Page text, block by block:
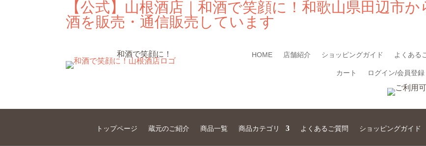
【公式】山根酒店｜和酒で笑顔に！和歌山県田辺市
酒を販売・通信販売しています
和酒で笑顔に！ HOME 店舗紹介 ショッピングガイド よくある
カート ログイン/会員登録
トップページ 蔵元のご紹介 商品一覧 商品カテゴリ よくあるご質問 ショッピングガイド